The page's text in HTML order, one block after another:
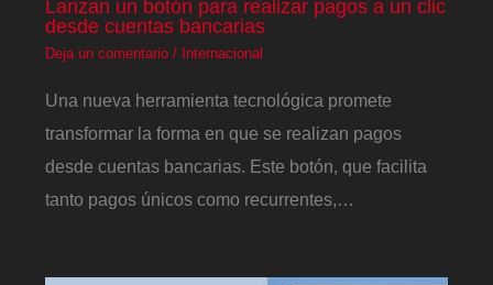
Lanzan un botón para realizar pagos a un clic
desde cuentas bancarias
Deja un comentario / Internacional
Una nueva herramienta tecnológica promete
transformar la forma en que se realizan pagos
desde cuentas bancarias. Este botón, que facilita
tanto pagos únicos como recurrentes,…